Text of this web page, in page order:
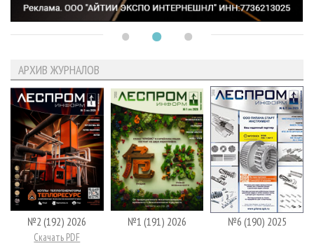
АРХИВ ЖУРНАЛОВ
№2 (192) 2026
Скачать PDF
№1 (191) 2026 №6 (190) 2025